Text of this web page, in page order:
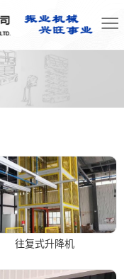
往复式升降机